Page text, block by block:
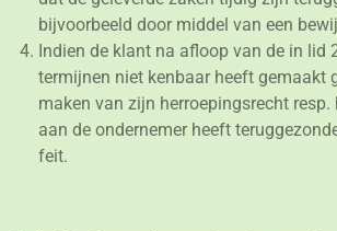
bijvoorbeeld door middel van een
Indien de klant na afloop van de in lid
termijnen niet kenbaar heeft gemaakt
maken van zijn herroepingsrecht
aan de ondernemer heeft
feit.